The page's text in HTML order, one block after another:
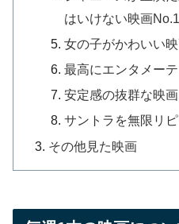
はいけない映画No.1
女の子がかわいい
最高にエンタメー
安定感の抜群な映
サントラを無限リ
その他見た映画